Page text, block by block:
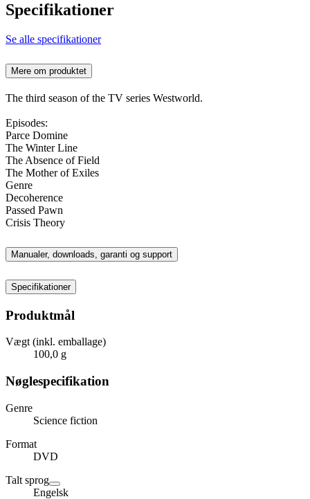
Specifikationer
Se alle specifikationer
Mere om produktet
The third season of the TV series Westworld.
Episodes:
Parce Domine
The Winter Line
The Absence of Field
The Mother of Exiles
Genre
Decoherence
Passed Pawn
Crisis Theory
Manualer, downloads, garanti og support
Specifikationer
Produktmål
Vægt (inkl. emballage)
100,0 g
Nøglespecifikation
Genre
Science fiction
Format
DVD
Talt sprog
Engelsk